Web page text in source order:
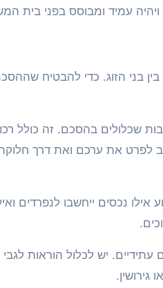
עמיד ומבוסס בפני בית
בני הזוג. כדי להבטיח
שכלולים בהסכם. זה כולל
לפרט את ערכם ואת דרך
נכסים ייחשבו לנפרדים
יש לכלול הוראות לגבי